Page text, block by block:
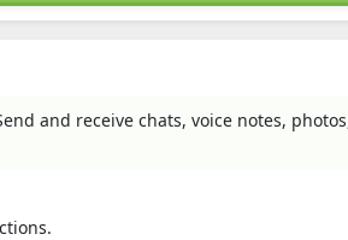
and receive chats, voice notes,